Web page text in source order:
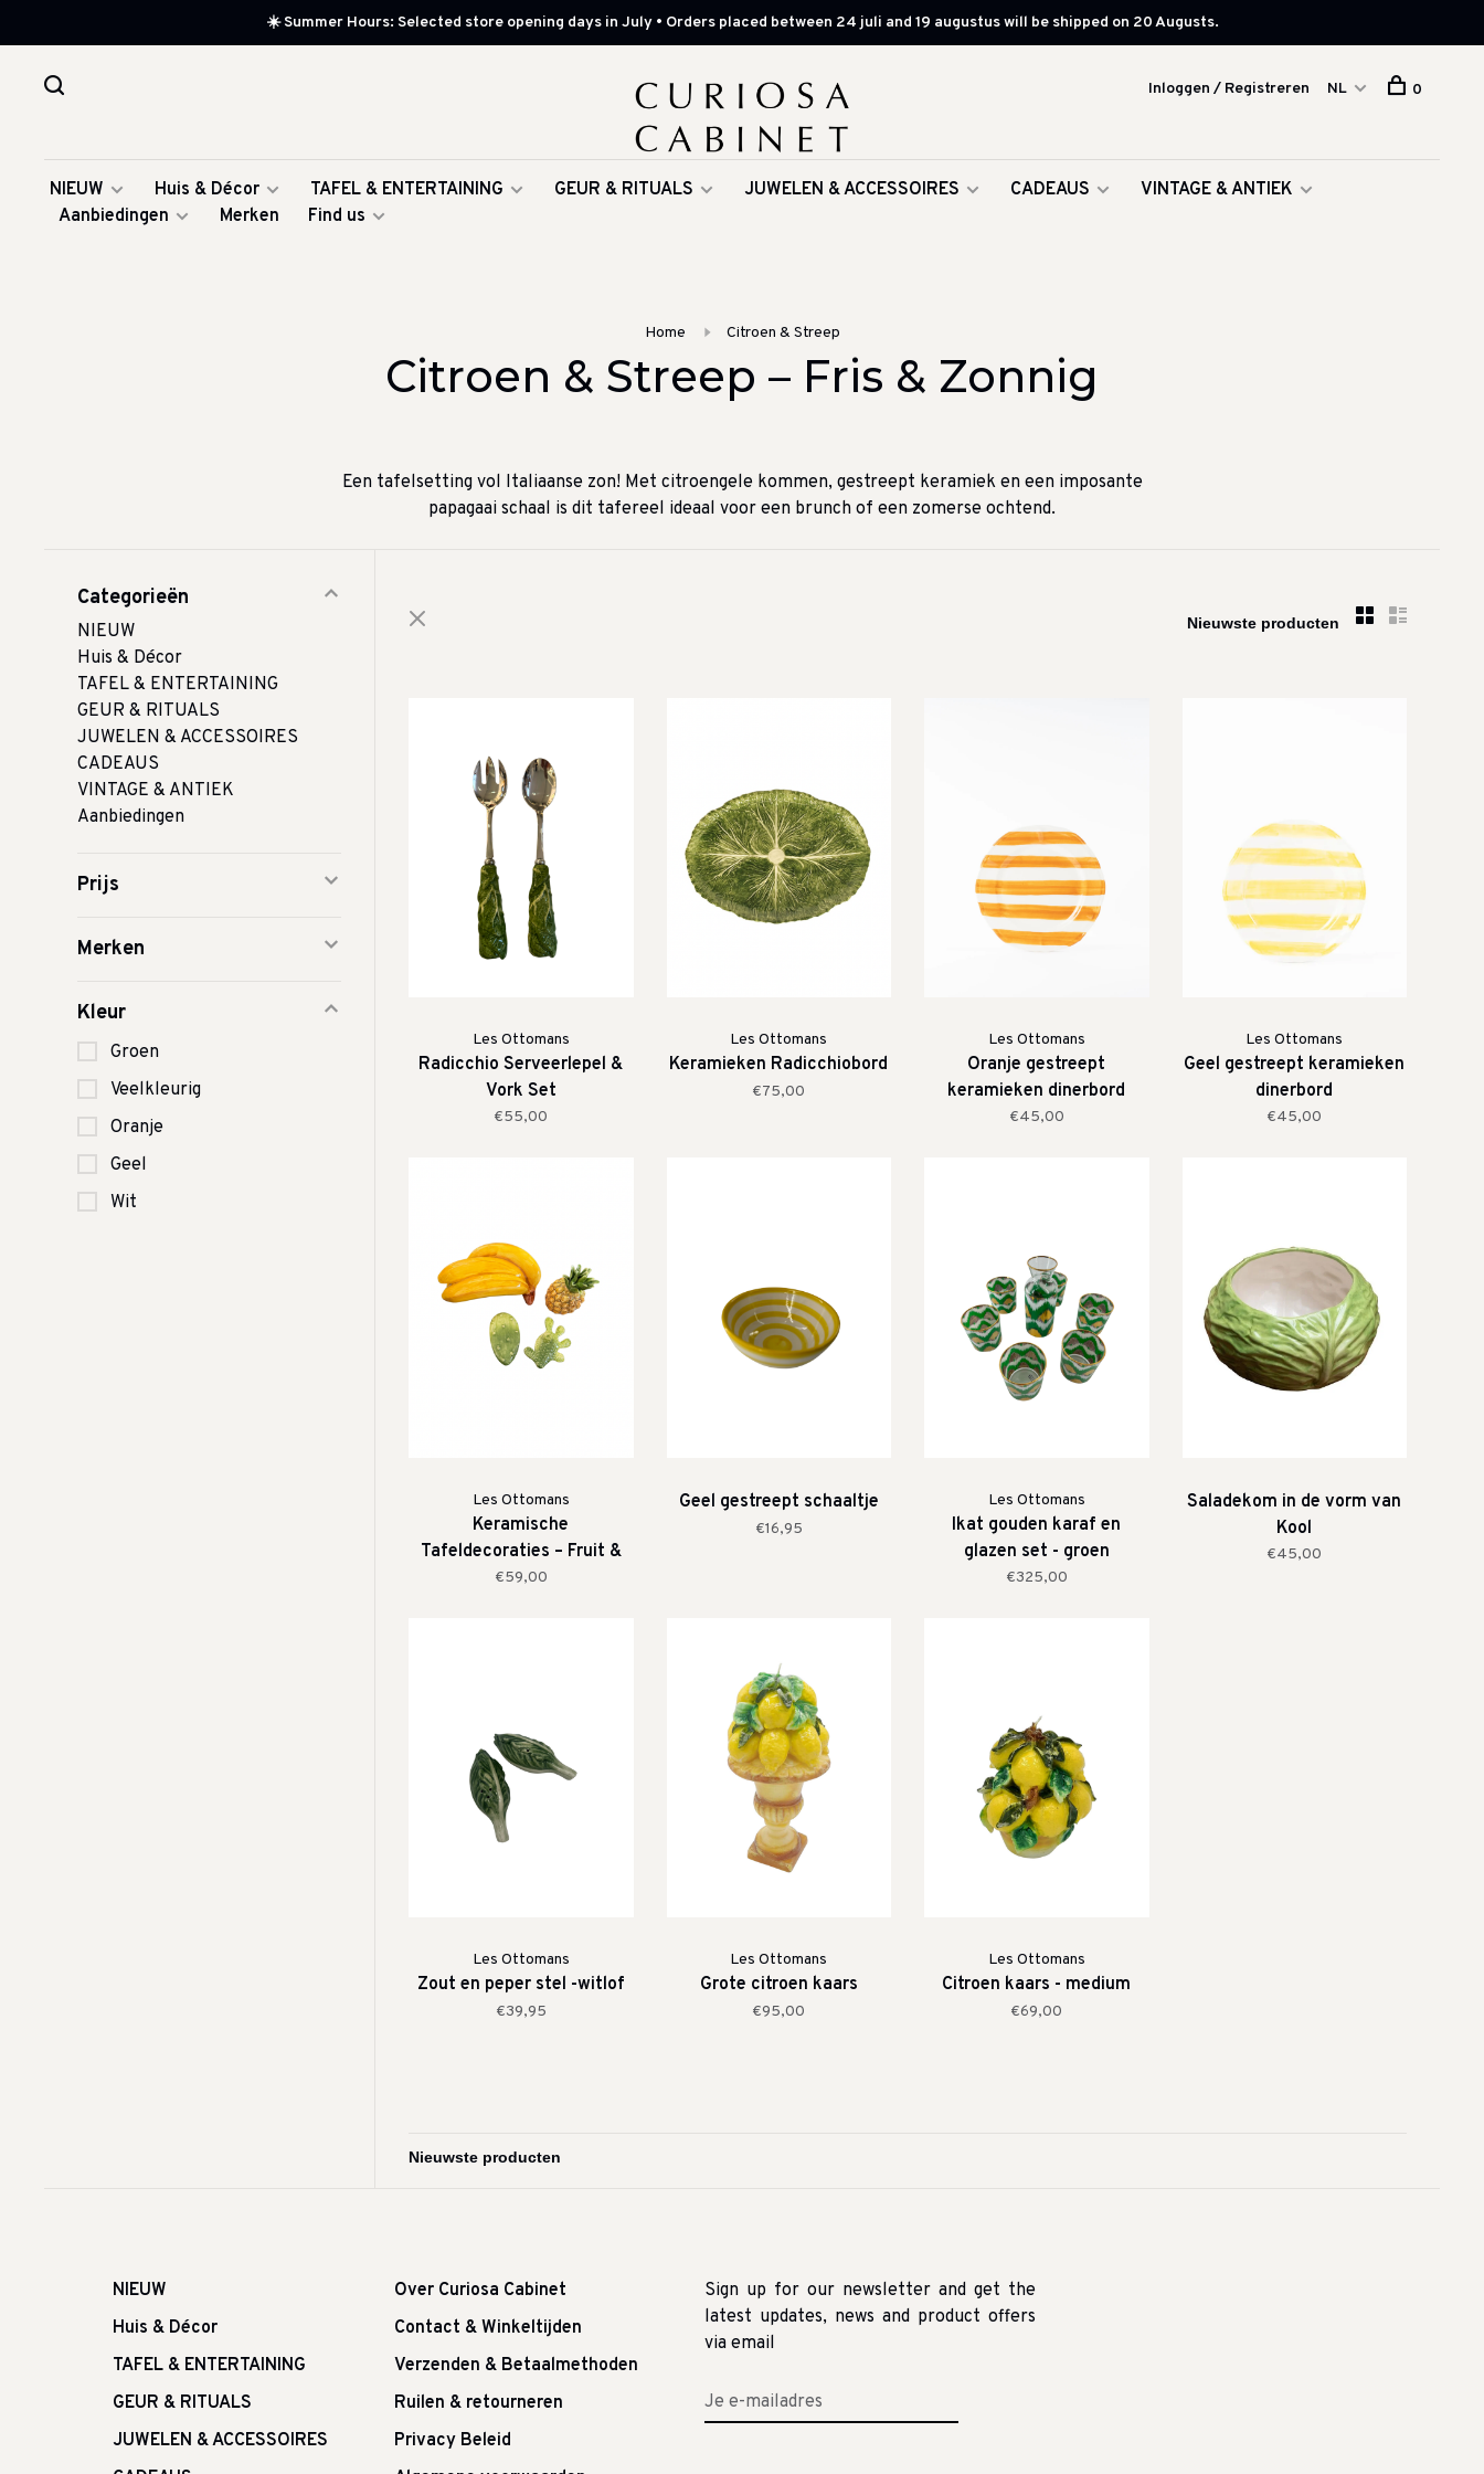
☀️ Summer Hours: Selected store opening days in July • Orders placed between 24 juli and 19 augustus will be shipped on 20 Augusts.
NIEUW Huis & Décor TAFEL & ENTERTAINING GEUR & RITUALS JUWELEN & ACCESSOIRES CADEAUS
VINTAGE & ANTIEK
Aanbiedingen
Merken Find us
Inloggen / Registreren NL 0
Home Citroen & Streep
Citroen & Streep – Fris & Zonnig
Een tafelsetting vol Italiaanse zon! Met citroengele kommen, gestreept keramiek en een imposante
papagaai schaal is dit tafereel ideaal voor een brunch of een zomerse ochtend.
Categorieën
NIEUW
Huis & Décor
TAFEL & ENTERTAINING
GEUR & RITUALS
JUWELEN & ACCESSOIRES
CADEAUS
VINTAGE & ANTIEK
Aanbiedingen
Prijs
Merken
Kleur
Groen
Veelkleurig
Oranje
Geel
Wit
Les Ottomans
Radicchio Serveerlepel &
Vork Set
€55,00
Les Ottomans
Keramieken Radicchiobord
€75,00
Les Ottomans
Oranje gestreept
keramieken dinerbord
€45,00
Les Ottomans
Geel gestreept keramieken
dinerbord
€45,00
Les Ottomans
Keramische
Tafeldecoraties – Fruit &
Cactus (Set van 4)
€59,00
Geel gestreept schaaltje
€16,95
Les Ottomans
Ikat gouden karaf en
glazen set - groen
€325,00
Saladekom in de vorm van
Kool
€45,00
Les Ottomans
Zout en peper stel -witlof
€39,95
Les Ottomans
Grote citroen kaars
€95,00
Les Ottomans
Citroen kaars - medium
€69,00
NIEUW
Huis & Décor
TAFEL & ENTERTAINING
GEUR & RITUALS
JUWELEN & ACCESSOIRES
Over Curiosa Cabinet
Contact & Winkeltijden
Verzenden & Betaalmethoden
Ruilen & retourneren
Privacy Beleid
Sign up for our newsletter and get the
latest updates, news and product offers
via email